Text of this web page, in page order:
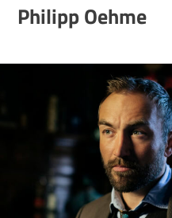
Philipp Oehme